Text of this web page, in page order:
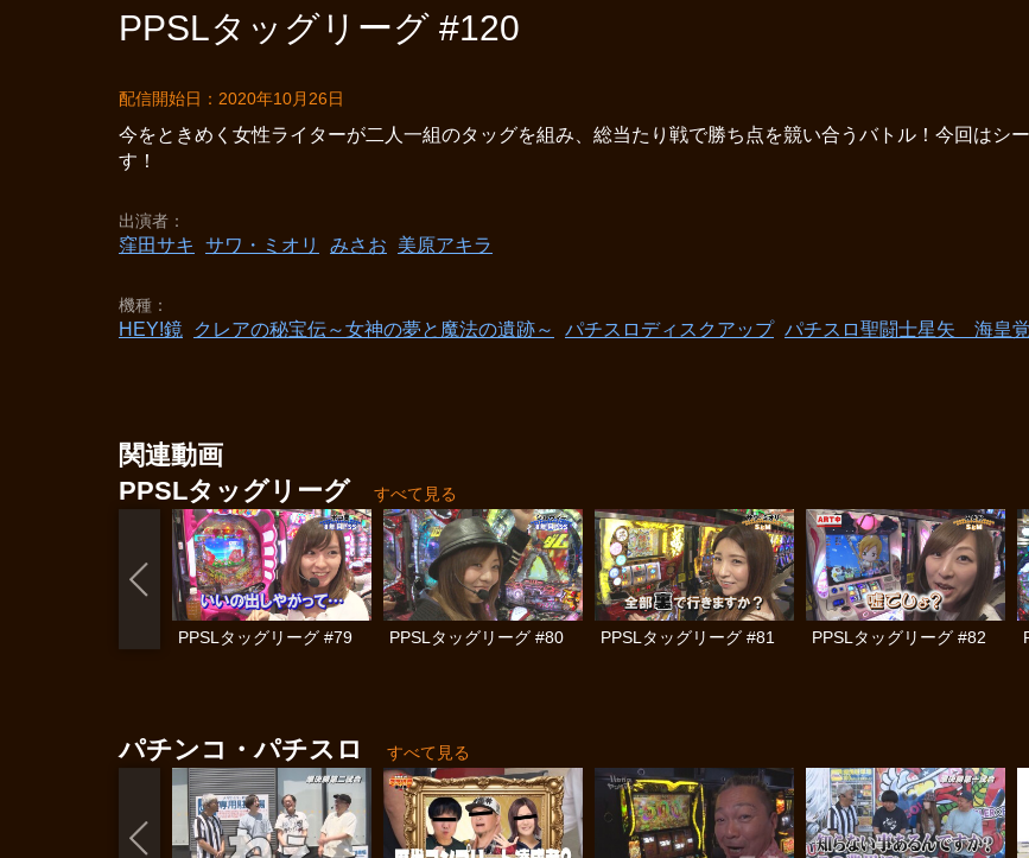
PPSLタッグリーグ #120
配信開始日：2020年10月26日
今をときめく女性ライターが二人一組のタッグを組み、総当たり戦で勝ち点を競い合うバトル！今回はシ
す！
出演者
窪田サキ サワ・ミオリ みさお 美原アキラ
機種
HEY!鏡 クレアの秘宝伝～女神の夢と魔法の遺跡～ パチスロディスクアップ パチスロ聖闘士星矢 海皇
関連動画
PPSLタッグリーグ
すべて見る
PPSLタッグリーグ #79 PPSLタッグリーグ #80 PPSLタッグリーグ #81 PPSLタッグリーグ #82
パチンコ・パチスロ すべて見る